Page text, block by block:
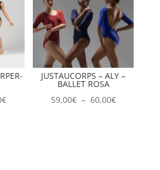
€Plage
JUSTAUCORPS – ALY –
BALLET ROSA
59,00€ – 60,00€Plage